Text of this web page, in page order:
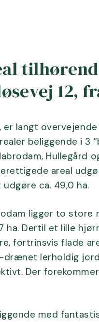
12,
langt overvejende
beliggende i 3
Hullegård
areal
ca. 49,0 ha.
ligger to store
Dertil et lille
fortrinsvis flade
lerholdig
Der
med